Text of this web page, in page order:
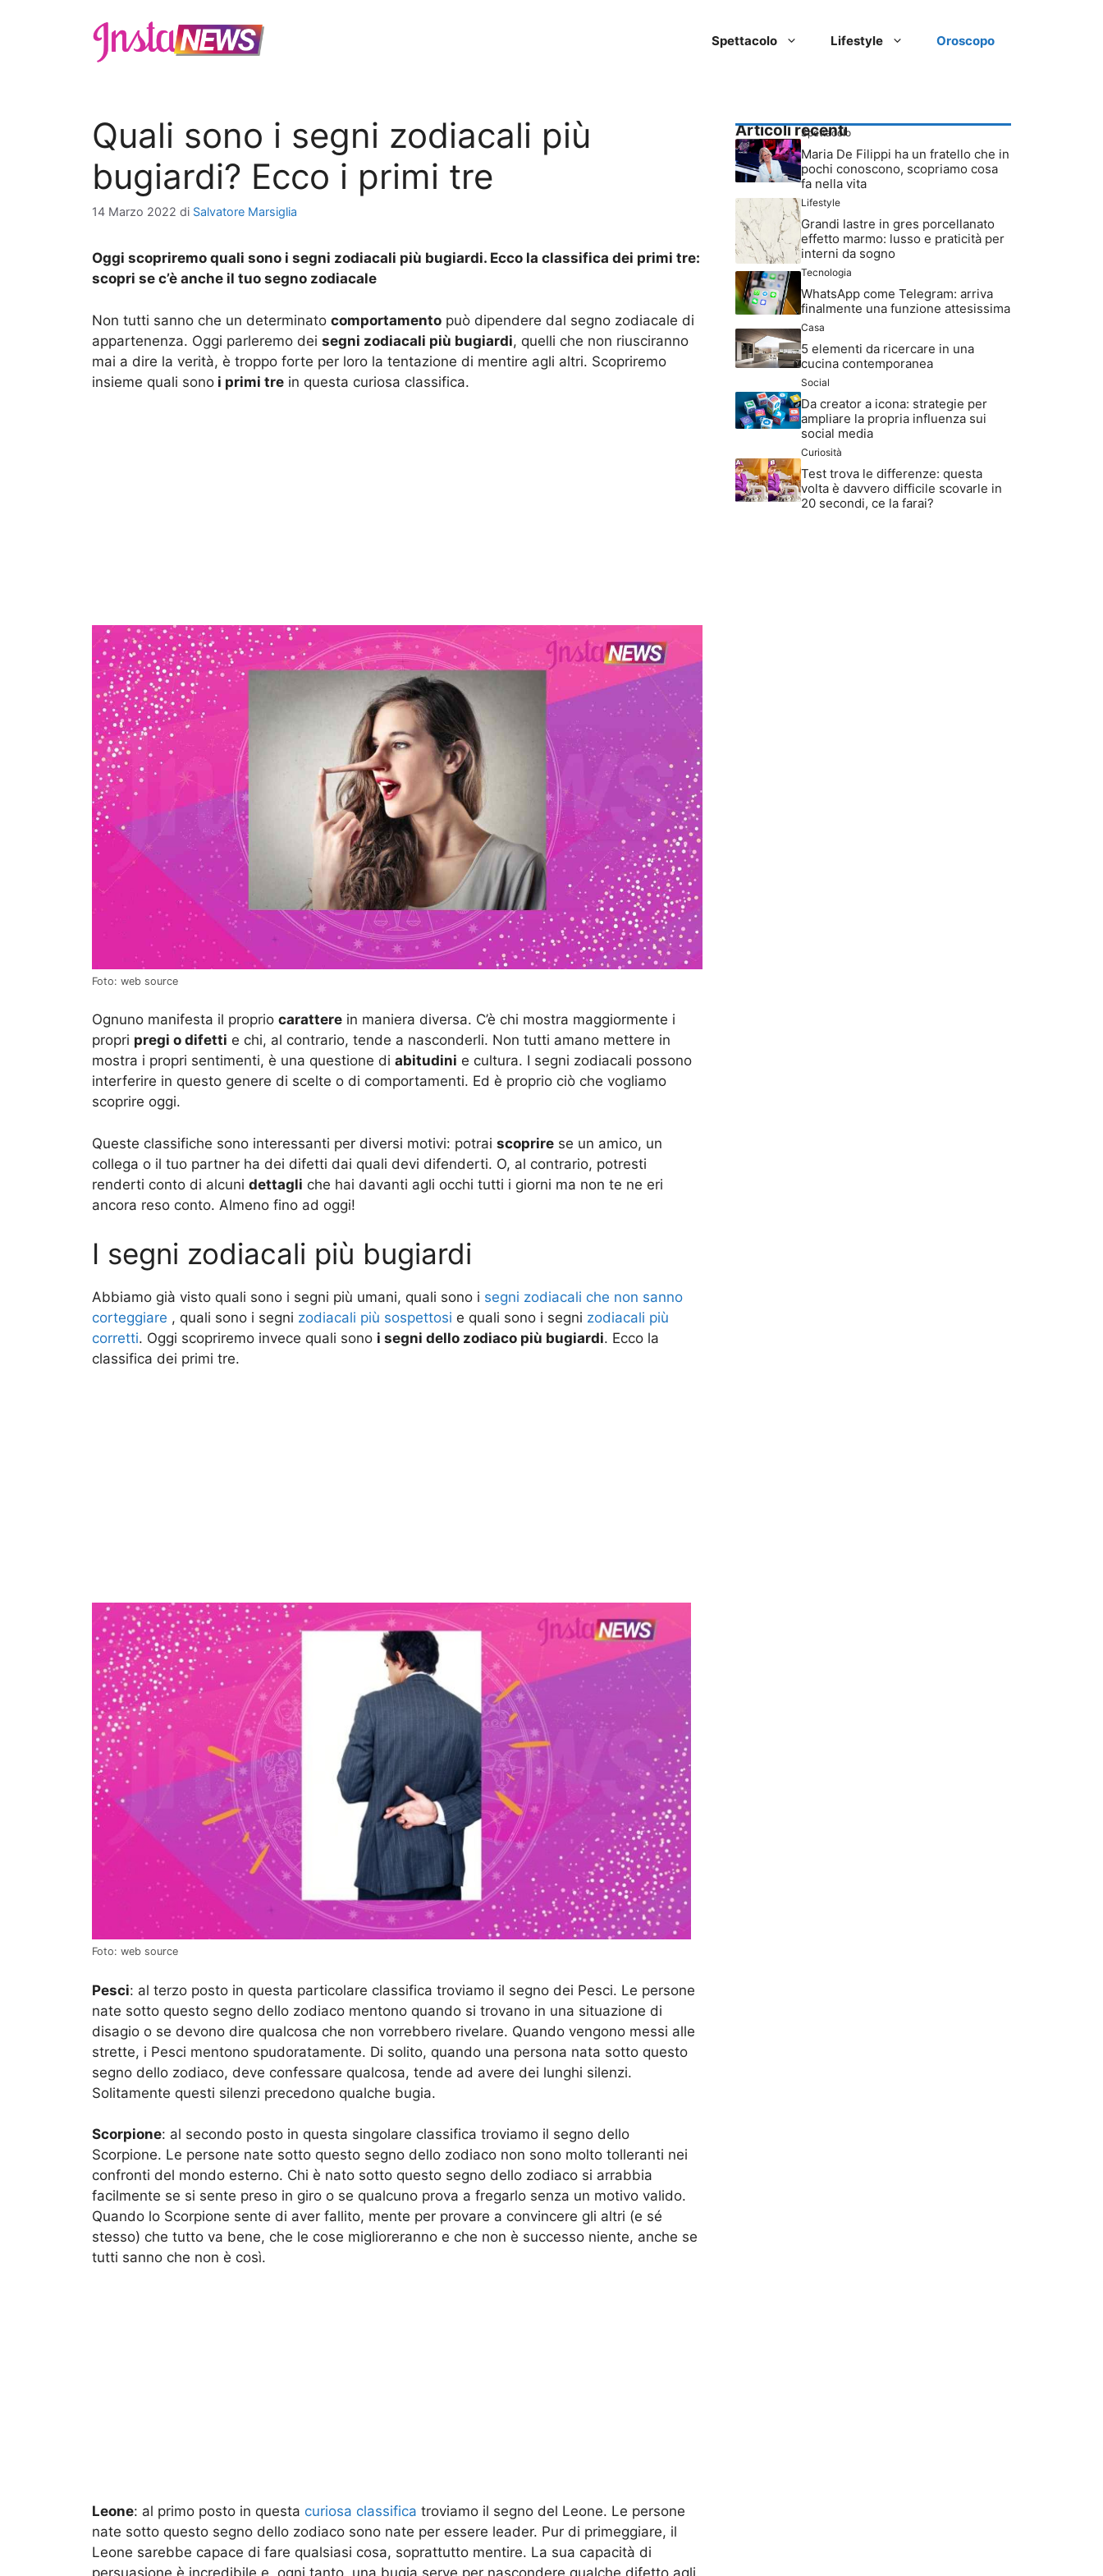
Spettacolo Lifestyle Oroscopo
Quali sono i segni zodiacali più
bugiardi? Ecco i primi tre
14 Marzo 2022 di Salvatore Marsiglia
Oggi scopriremo quali sono i segni zodiacali più bugiardi. Ecco la classifica dei primi tre:
scopri se c’è anche il tuo segno zodiacale
Non tutti sanno che un determinato comportamento può dipendere dal segno zodiacale di
appartenenza. Oggi parleremo dei segni zodiacali più bugiardi, quelli che non riusciranno
mai a dire la verità, è troppo forte per loro la tentazione di mentire agli altri. Scopriremo
insieme quali sono i primi tre in questa curiosa classifica.
Foto: web source
Ognuno manifesta il proprio carattere in maniera diversa. C’è chi mostra maggiormente i
propri pregi o difetti e chi, al contrario, tende a nasconderli. Non tutti amano mettere in
mostra i propri sentimenti, è una questione di abitudini e cultura. I segni zodiacali possono
interferire in questo genere di scelte o di comportamenti. Ed è proprio ciò che vogliamo
scoprire oggi.
Queste classifiche sono interessanti per diversi motivi: potrai scoprire se un amico, un
collega o il tuo partner ha dei difetti dai quali devi difenderti. O, al contrario, potresti
renderti conto di alcuni dettagli che hai davanti agli occhi tutti i giorni ma non te ne eri
ancora reso conto. Almeno fino ad oggi!
I segni zodiacali più bugiardi
Abbiamo già visto quali sono i segni più umani, quali sono i segni zodiacali che non sanno
corteggiare , quali sono i segni zodiacali più sospettosi e quali sono i segni zodiacali più
corretti. Oggi scopriremo invece quali sono i segni dello zodiaco più bugiardi. Ecco la
classifica dei primi tre.
Foto: web source
Pesci: al terzo posto in questa particolare classifica troviamo il segno dei Pesci. Le persone
nate sotto questo segno dello zodiaco mentono quando si trovano in una situazione di
disagio o se devono dire qualcosa che non vorrebbero rivelare. Quando vengono messi alle
strette, i Pesci mentono spudoratamente. Di solito, quando una persona nata sotto questo
segno dello zodiaco, deve confessare qualcosa, tende ad avere dei lunghi silenzi.
Solitamente questi silenzi precedono qualche bugia.
Scorpione: al secondo posto in questa singolare classifica troviamo il segno dello
Scorpione. Le persone nate sotto questo segno dello zodiaco non sono molto tolleranti nei
confronti del mondo esterno. Chi è nato sotto questo segno dello zodiaco si arrabbia
facilmente se si sente preso in giro o se qualcuno prova a fregarlo senza un motivo valido.
Quando lo Scorpione sente di aver fallito, mente per provare a convincere gli altri (e sé
stesso) che tutto va bene, che le cose miglioreranno e che non è successo niente, anche se
tutti sanno che non è così.
Leone: al primo posto in questa curiosa classifica troviamo il segno del Leone. Le persone
nate sotto questo segno dello zodiaco sono nate per essere leader. Pur di primeggiare, il
Leone sarebbe capace di fare qualsiasi cosa, soprattutto mentire. La sua capacità di
persuasione è incredibile e, ogni tanto, una bugia serve per nascondere qualche difetto agli
Articoli recenti
Spettacolo
Maria De Filippi ha un fratello che in
pochi conoscono, scopriamo cosa
fa nella vita
Lifestyle
Grandi lastre in gres porcellanato
effetto marmo: lusso e praticità per
interni da sogno
Tecnologia
WhatsApp come Telegram: arriva
finalmente una funzione attesissima
Casa
5 elementi da ricercare in una
cucina contemporanea
Social
Da creator a icona: strategie per
ampliare la propria influenza sui
social media
Curiosità
Test trova le differenze: questa
volta è davvero difficile scovarle in
20 secondi, ce la farai?